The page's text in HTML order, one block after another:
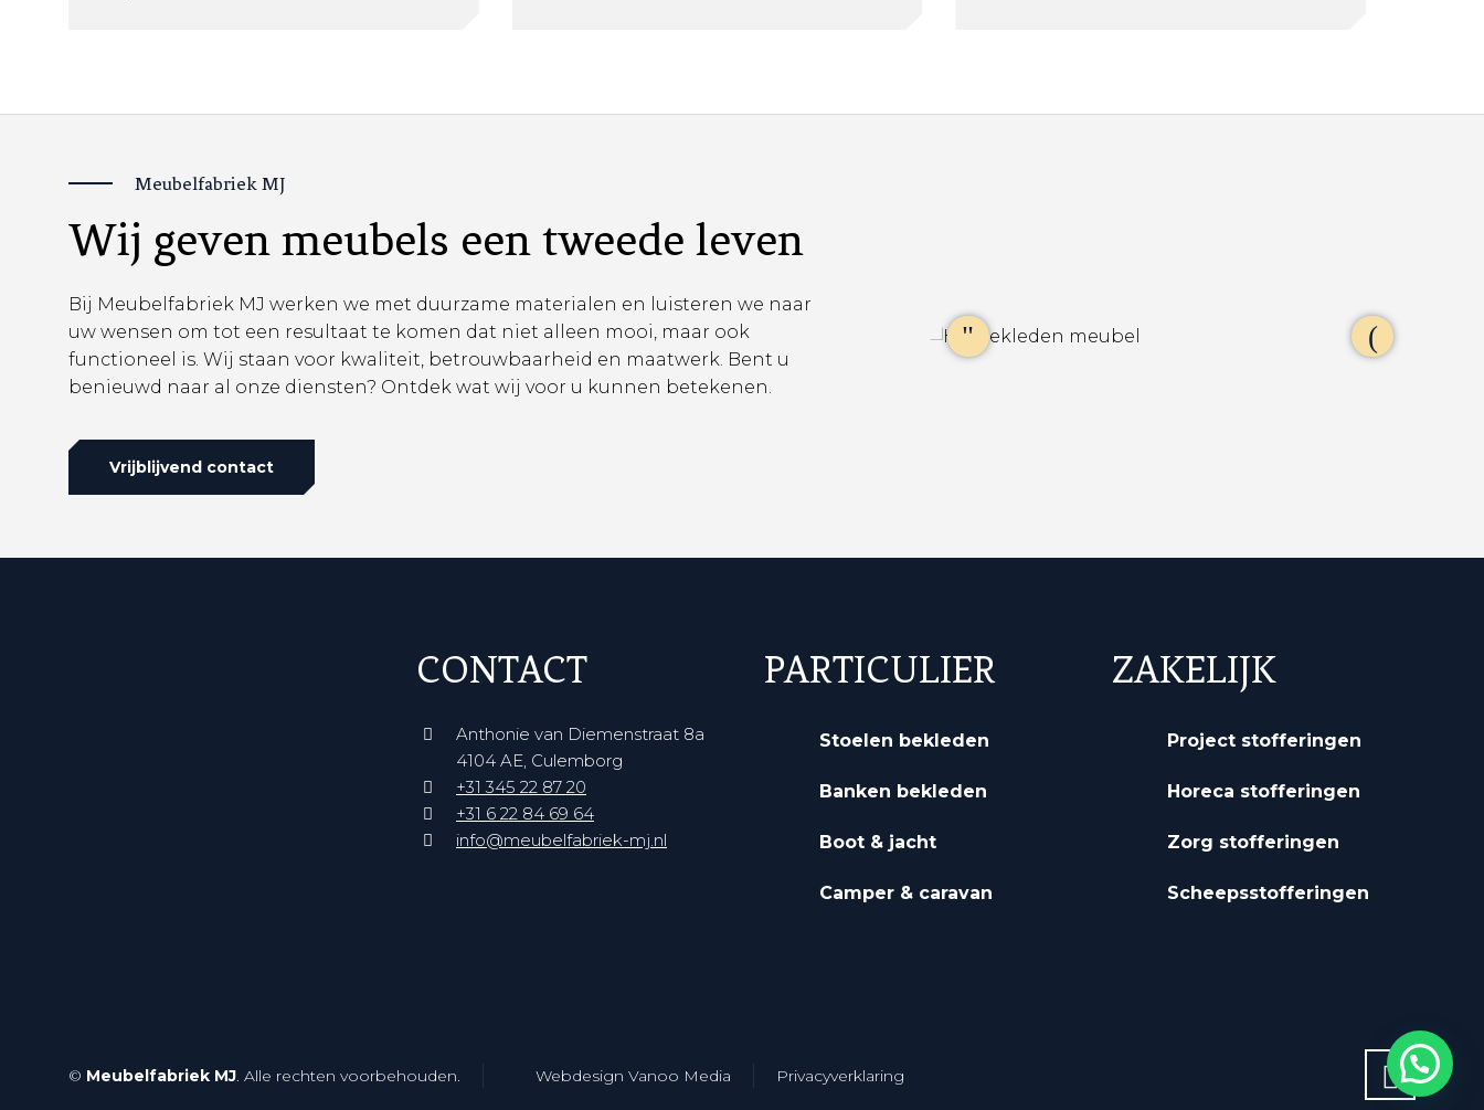
Meubelfabriek MJ
Wij geven meubels een tweede leven
Bij Meubelfabriek MJ werken we met duurzame materialen en luisteren we naar
uw wensen om tot een resultaat te komen dat niet alleen mooi, maar ook
functioneel is. Wij staan voor kwaliteit, betrouwbaarheid en maatwerk. Bent u
benieuwd naar al onze diensten? Ontdek wat wij voor u kunnen betekenen.
Vrijblijvend contact
CONTACT
Anthonie van Diemenstraat 8a
4104 AE, Culemborg
+31 345 22 87 20‬
+31 6 22 84 69 64‬
info@meubelfabriek-mj.nl
PARTICULIER
Stoelen bekleden
Banken bekleden
Boot & jacht
Camper & caravan
ZAKELIJK
Project stofferingen
Horeca stofferingen
Zorg stofferingen
Scheepsstofferingen
© Meubelfabriek MJ. Alle rechten voorbehouden. Webdesign Vanoo Media Privacyverklaring